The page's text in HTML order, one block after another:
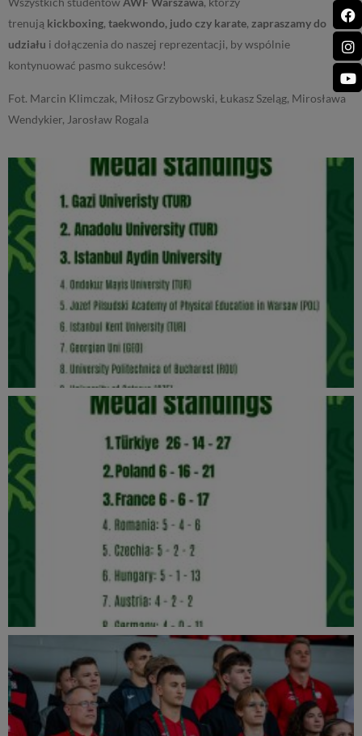
trenują kickboxing, taekwondo, judo czy karate, zapraszamy do
udziału i dołączenia do naszej reprezentacji, by wspólnie
kontynuować pasmo sukcesów!
Fot. Marcin Klimczak, Miłosz Grzybowski, Łukasz Szeląg, Mirosława
Wendykier, Jarosław Rogala